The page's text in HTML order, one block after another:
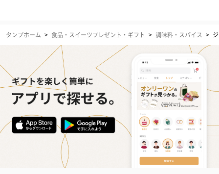
タンプホーム > 食品・スイーツプレゼント・ギフト > 調味料・スパイス >